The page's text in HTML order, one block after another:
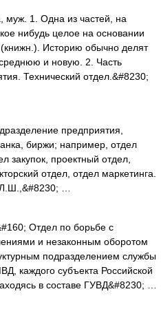
1. Одна из частей, на
нибудь целое на основании
Историю обычно делят
и новую. 2. Часть
Технический отдел.&#8230;
предприятия,
биржи; например, отдел
закупок, проектный отдел,
отдел, отдел маркетинга.
…
Отдел по борьбе с
и незаконным оборотом
подразделением службы
каждого субъекта Российской
в составе ГУВД&#8230; …